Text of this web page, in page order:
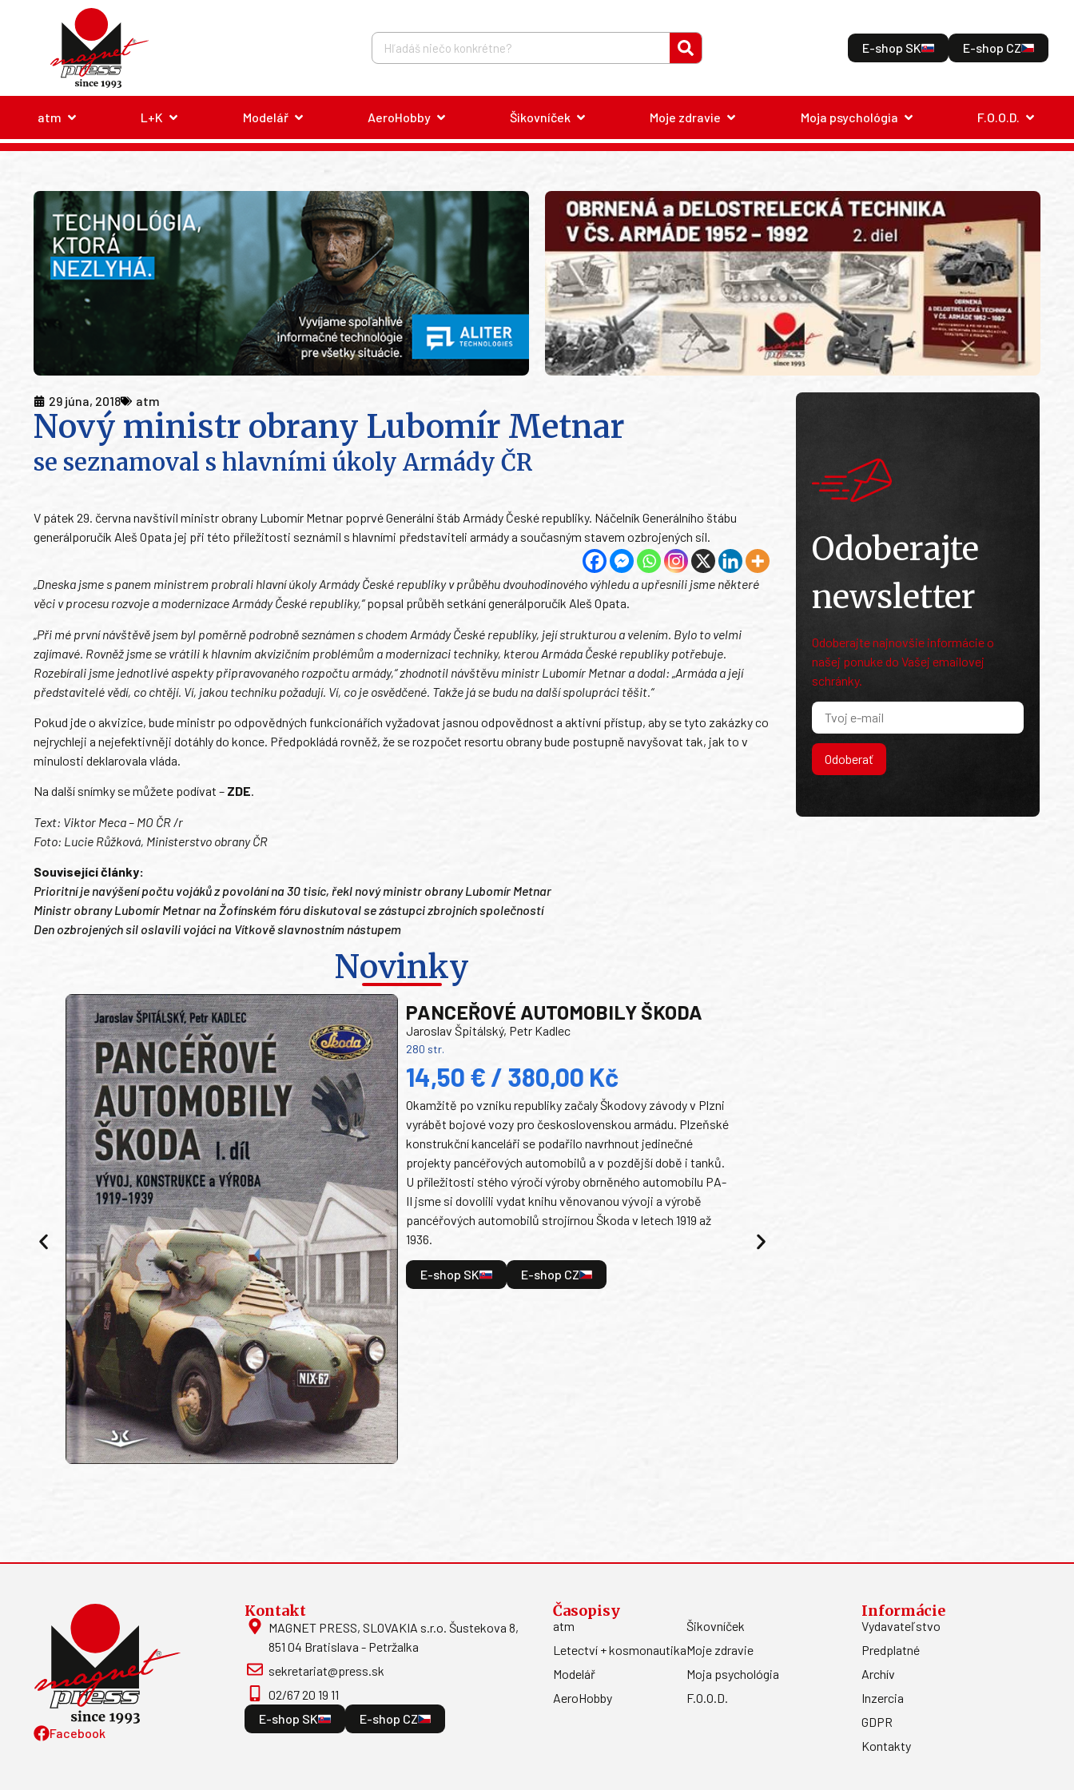
E-shop SK E-shop CZ
atm L+K Modelář AeroHobby Šikovníček Moje zdravie Moja psychológia F.O.O.D.
29 júna, 2018 atm
Nový ministr obrany Lubomír Metnar
se seznamoval s hlavními úkoly Armády ČR
V pátek 29. června navštívil ministr obrany Lubomír Metnar poprvé Generální štáb Armády České republiky. Náčelník Generálního štábu
generálporučík Aleš Opata jej při této příležitosti seznámil s hlavními představiteli armády a současným stavem ozbrojených sil.
„Dneska jsme s panem ministrem probrali hlavní úkoly Armády České republiky v průběhu dvouhodinového výhledu a upřesnili jsme některé
věci v procesu rozvoje a modernizace Armády České republiky,“popsal průběh setkání generálporučík Aleš Opata.
„Při mé první návštěvě jsem byl poměrně podrobně seznámen s chodem Armády České republiky, její strukturou a velením. Bylo to velmi
zajímavé. Rovněž jsme se vrátili k hlavním akvizičním problémům a modernizaci techniky, kterou Armáda České republiky potřebuje.
Rozebírali jsme jednotlivé aspekty připravovaného rozpočtu armády,“ zhodnotil návštěvu ministr Lubomír Metnar a dodal: „Armáda a její
představitelé vědí, co chtějí. Ví, jakou techniku požadují. Ví, co je osvědčené. Takže já se budu na další spolupráci těšit.“
Pokud jde o akvizice, bude ministr po odpovědných funkcionářích vyžadovat jasnou odpovědnost a aktivní přístup, aby se tyto zakázky co
nejrychleji a nejefektivněji dotáhly do konce. Předpokládá rovněž, že se rozpočet resortu obrany bude postupně navyšovat tak, jak to v
minulosti deklarovala vláda.
Na další snímky se můžete podívat – ZDE.
Text: Viktor Meca – MO ČR /r
Foto: Lucie Růžková, Ministerstvo obrany ČR
Související články:
Prioritní je navýšení počtu vojáků z povolání na 30 tisíc, řekl nový ministr obrany Lubomír Metnar
Ministr obrany Lubomír Metnar na Žofínském fóru diskutoval se zástupci zbrojních společností
Den ozbrojených sil oslavili vojáci na Vítkově slavnostním nástupem
Novinky
PANCEŘOVÉ AUTOMOBILY ŠKODA
Jaroslav Špitálský, Petr Kadlec
280 str.
14,50 € / 380,00 Kč
Okamžitě po vzniku republiky začaly Škodovy závody v Plzni
vyrábět bojové vozy pro československou armádu. Plzeňské
konstrukční kanceláři se podařilo navrhnout jedinečné
projekty pancéřových automobilů a v pozdější době i tanků.
U příležitosti stého výročí výroby obrněného automobilu PA-
II jsme si dovolili vydat knihu věnovanou vývoji a výrobě
pancéřových automobilů strojírnou Škoda v letech 1919 až
1936.
E-shop SK E-shop CZ
Odoberajte
newsletter
Odoberajte najnovšie informácie o
našej ponuke do Vašej emailovej
schránky.
Odoberať
Facebook
Kontakt
MAGNET PRESS, SLOVAKIA s.r.o. Šustekova 8,
851 04 Bratislava - Petržalka
sekretariat@press.sk
02/67 20 19 11
E-shop SK
E-shop CZ
Časopisy
atm
Letectví + kosmonautika
Modelář
AeroHobby
Šikovníček
Moje zdravie
Moja psychológia
F.O.O.D.
Informácie
Vydavateľstvo
Predplatné
Archív
Inzercia
GDPR
Kontakty